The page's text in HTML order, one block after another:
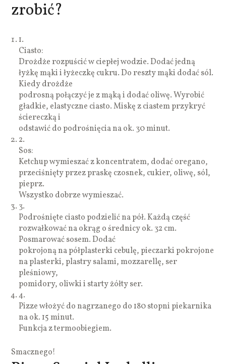
zrobić?
1.
Ciasto:
Drożdże rozpuścić w ciepłej wodzie. Dodać jedną
łyżkę mąki i łyżeczkę cukru. Do reszty mąki dodać sól.
Kiedy drożdże
podrosną połączyć je z mąką i dodać oliwę. Wyrobić
gładkie, elastyczne ciasto. Miskę z ciastem przykryć
ściereczką i
odstawić do podrośnięcia na ok. 30 minut.
2.
Sos:
Ketchup wymieszać z koncentratem, dodać oregano,
przeciśnięty przez praskę czosnek, cukier, oliwę, sól,
pieprz.
Wszystko dobrze wymieszać.
3.
Podrośnięte ciasto podzielić na pół. Każdą część
rozwałkować na okrąg o średnicy ok. 32 cm.
Posmarować sosem. Dodać
pokrojoną na półplasterki cebulę, pieczarki pokrojone
na plasterki, plastry salami, mozzarellę, ser
pleśniowy,
pomidory, oliwki i starty żółty ser.
4.
Pizze włożyć do nagrzanego do 180 stopni piekarnika
na ok. 15 minut.
Funkcja z termoobiegiem.
Smacznego!